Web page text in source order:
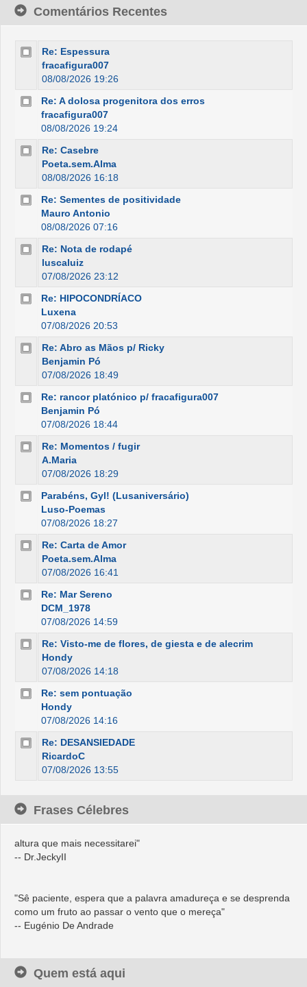
Comentários Recentes
Re: Espessura
fracafigura007
08/08/2026 19:26
Re: A dolosa progenitora dos erros
fracafigura007
08/08/2026 19:24
Re: Casebre
Poeta.sem.Alma
08/08/2026 16:18
Re: Sementes de positividade
Mauro Antonio
08/08/2026 07:16
Re: Nota de rodapé
luscaluiz
07/08/2026 23:12
Re: HIPOCONDRÍACO
Luxena
07/08/2026 20:53
Re: Abro as Mãos p/ Ricky
Benjamin Pó
07/08/2026 18:49
Re: rancor platónico p/ fracafigura007
Benjamin Pó
07/08/2026 18:44
Re: Momentos / fugir
A.Maria
07/08/2026 18:29
Parabéns, Gyl! (Lusaniversário)
Luso-Poemas
07/08/2026 18:27
Re: Carta de Amor
Poeta.sem.Alma
07/08/2026 16:41
Re: Mar Sereno
DCM_1978
07/08/2026 14:59
Re: Visto-me de flores, de giesta e de alecrim
Hondy
07/08/2026 14:18
Re: sem pontuação
Hondy
07/08/2026 14:16
Re: DESANSIEDADE
RicardoC
07/08/2026 13:55
Frases Célebres
"Ama-me quando eu menos o merecer, porque será nessa
altura que mais necessitarei"
-- Dr.JeckyII
"Sê paciente, espera que a palavra amadureça e se desprenda
como um fruto ao passar o vento que o mereça"
-- Eugénio De Andrade
"O amor e a verdade estão unidos entre si, como as faces de
uma moeda. É impossível separá-los. São as forças mais
Quem está aqui